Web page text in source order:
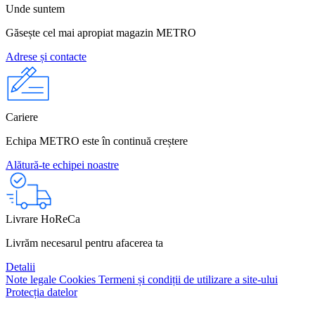
Unde suntem
Găsește cel mai apropiat magazin METRO
Adrese și contacte
Cariere
Echipa METRO este în continuă creștere
Alătură-te echipei noastre
Livrare HoReCa
Livrăm necesarul pentru afacerea ta
Detalii
Note legale Cookies Termeni și condiții de utilizare a site-ului
Protecția datelor